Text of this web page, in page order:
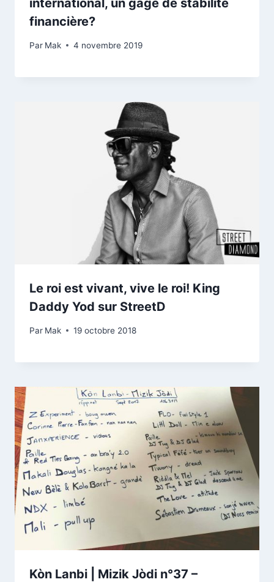
international, un gage de stabilité
financière?
Par Mak 4 novembre 2019
Le roi est vivant, vive le roi! King
Daddy Yod sur StreetD
Par Mak 19 octobre 2018
Kòn Lanbi | Mizik Jòdi n°37 –